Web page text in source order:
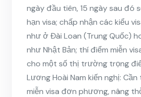
ngày đầu tiên, 15 ngày sau đó
hạn visa; chấp nhận các kiểu
như ở Đài Loan (Trung Quốc)
như Nhật Bản; thí điểm miễn
cho một số thị trường trọng
Lương Hoài Nam kiến nghị:
miễn visa đơn phương, nâng